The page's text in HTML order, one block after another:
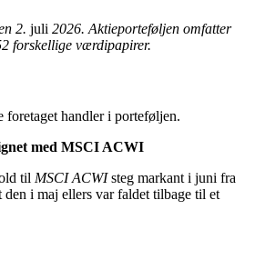
2. juli 2026. Aktieporteføljen omfatter
forskellige værdipapirer.
foretaget handler i porteføljen.
med MSCI ACWI
til MSCI ACWIsteg markant i juni fra
i maj ellers var faldet tilbage til et